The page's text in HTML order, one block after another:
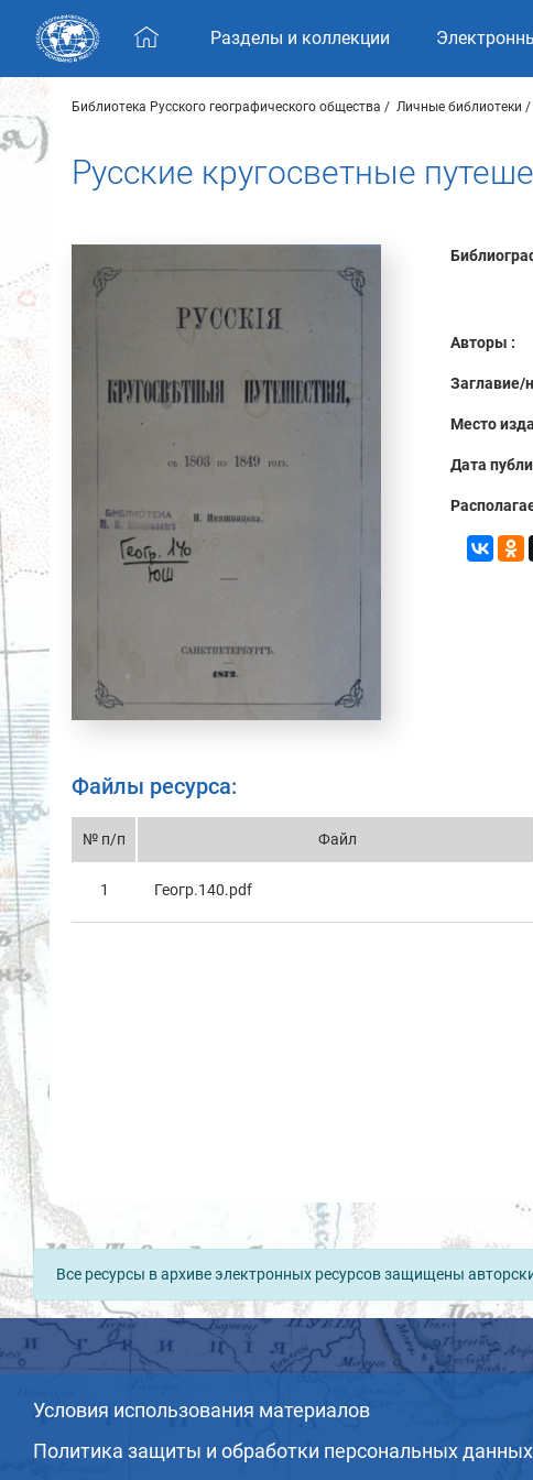
Skip navigation
Разделы и коллекции
Библиотека Русского географического общества Личные библиотеки
Русские кругосветные
Авторы :
Заглавие/
Место
Дата
Файлы ресурса:
№ п/п Файл
1 Геогр.140.pdf
Все ресурсы в архиве электронных ресурсов защищены
Условия использования материалов
Политика защиты и обработки персональных данных